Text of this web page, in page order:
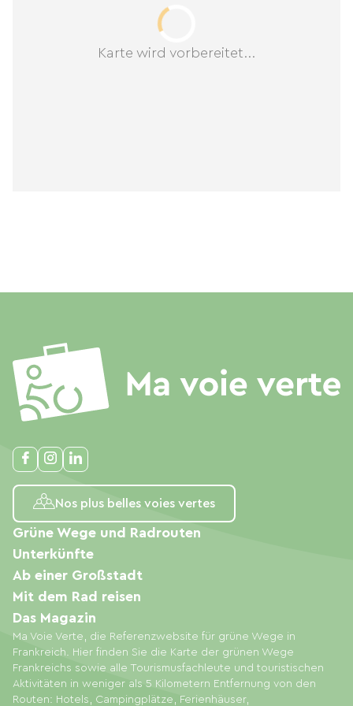
Karte wird vorbereitet...
Nos plus belles voies vertes
Ma Voie Verte, die Referenzwebsite für grüne Wege in
Frankreich. Hier finden Sie die Karte der grünen Wege
Frankreichs sowie alle Tourismusfachleute und touristischen
Aktivitäten in weniger als 5 Kilometern Entfernung von den
Routen: Hotels, Campingplätze, Ferienhäuser,
Grüne Wege und Radrouten
Unterkünfte
Ab einer Großstadt
Mit dem Rad reisen
Das Magazin